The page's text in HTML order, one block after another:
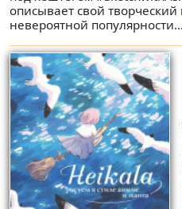
описывает свой
невероятной популярности...